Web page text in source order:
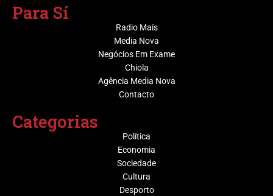
Para Sí
Radio Maís
Media Nova
Negócios Em Exame
Chiola
Agência Media Nova
Contacto
Categorias
Política
Economia
Sociedade
Cultura
Desporto